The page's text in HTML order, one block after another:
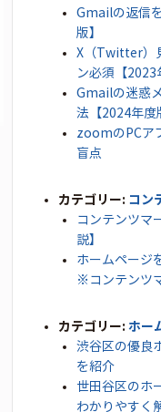
Gmailの返信
版】
X（Twitter）
ン必須【2023
Gmailの迷惑
法【2024年度
zoomのPCア
盲点
カテゴリー: コン
コンテンツマ
説】
ホームページ
※コンテンツ
カテゴリー:ホー
渋谷区の優良
を紹介
世田谷区のホ
わかりやすく